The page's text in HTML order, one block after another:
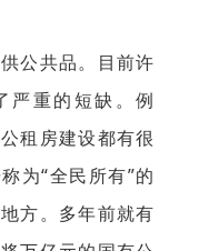
公共品。目前许
严重的短缺。例
租房建设都有很
为“全民所有”的
方。多年前就有